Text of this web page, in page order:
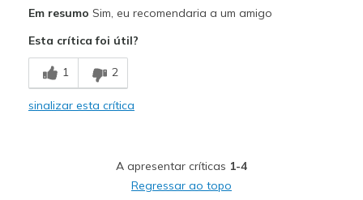
Breathe Well
Comfortable
Em resumo Sim, eu recomendaria a um amigo
Esta crítica foi útil?
1 2
sinalizar esta crítica
A apresentar críticas 1-4
Regressar ao topo